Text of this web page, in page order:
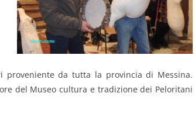
proveniente da tutta la provincia di Messina.
del Museo cultura e tradizione dei Peloritani